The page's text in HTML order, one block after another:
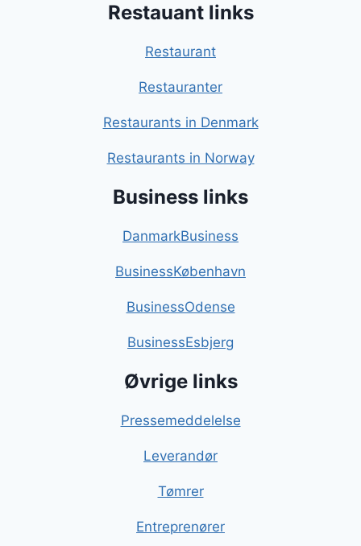
Restauant links
Restaurant
Restauranter
Restaurants in Denmark
Restaurants in Norway
Business links
DanmarkBusiness
BusinessKøbenhavn
BusinessOdense
BusinessEsbjerg
Øvrige links
Pressemeddelelse
Leverandør
Tømrer
Entreprenører